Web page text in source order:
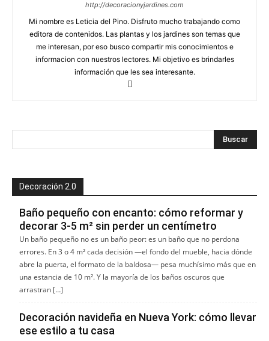
http://decoracionyjardines.com
Mi nombre es Leticia del Pino. Disfruto mucho trabajando como
editora de contenidos. Las plantas y los jardines son temas que
me interesan, por eso busco compartir mis conocimientos e
informacion con nuestros lectores. Mi objetivo es brindarles
información que les sea interesante.
Decoración 2.0
Baño pequeño con encanto: cómo reformar y
decorar 3-5 m² sin perder un centímetro
Un baño pequeño no es un baño peor: es un baño que no perdona
errores. En 3 o 4 m² cada decisión —el fondo del mueble, hacia dónde
abre la puerta, el formato de la baldosa— pesa muchísimo más que en
una estancia de 10 m². Y la mayoría de los baños oscuros que
arrastran […]
Decoración navideña en Nueva York: cómo llevar
ese estilo a tu casa